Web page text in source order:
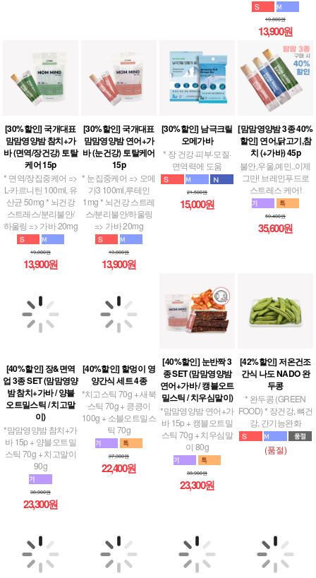
19,800원
13,900원
[30%할인] 국개대표
맘맘영양밤 참치+가
바 (면역/장건강) 토탈
케어 15p
* 면역/장집중케어 =>
L-카르니틴 100ml, 유
산균 50mg * 뇌건강
스트레스/분리불안/
하울링 => 가바 20mg
19,800원
13,900원
[30%할인] 국개대표
맘맘영양밤 연어+가
바 (눈건강) 토탈케어
15p
* 눈집중케어 => 오메
가3 100ml,루테인
1mg * 뇌건강 스트레
스/분리불안/하울링
=> 가바 20mg
19,800원
13,900원
[30%할인] 남극크릴
오메가바
* 장 건강·피부·모질·
면역력에 도움
21,500원
15,000원
[맘맘영양밤 3종 40%
할인] 연어,닭고기,참
치 (+가바) 45p
불안,우울,예민..이제
그만! 브레인푸드로
스트레스 케어!
59,400원
35,600원
업 3종 SET (맘맘영양
밤 참치+가바 / 양블
오트밀스틱 / 치고말
이)
*맘맘영양밤 참치+가
바 15p + 양블오트밀
스틱 70g + 치고말이
90g
38,900원
23,300원
[40%할인] 할멍이 영
양간식 세트 4종
*치고스틱 70g + 새북
스틱 70g + 킁킁이
100g + 소블오트밀스
틱 70g
37,300원
22,400원
[40%할인] 눈반짝 3
종 SET (맘맘영양밤
연어+가바 / 캥블오트
밀스틱 / 치우심말이)
*맘맘영양밤 연어+가
바 15p + 캥블오트밀
스틱 70g + 치우심말
이 80g
38,900원
23,300원
[42%할인] 저온건조
간식 나도 NADO 완
두콩
* 완두콩 (GREEN
FOOD) * 장건강, 뼈건
강, 간기능완화
(품절)